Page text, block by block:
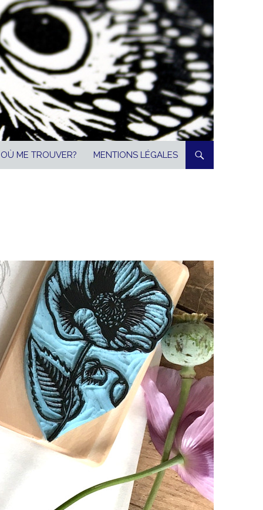
OÙ ME TROUVER? MENTIONS LÉGALES